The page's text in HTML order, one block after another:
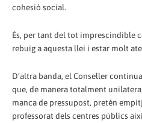
cohesió social.
És, per tant del tot imprescindible
rebuig a aquesta llei i estar molt
D’altra banda, el Conseller
que, de manera totalment
manca de pressupost, pretén
professorat dels centres públics